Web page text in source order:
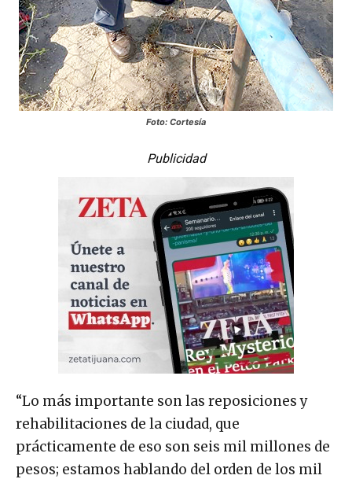
Foto: Cortesía
Publicidad
“Lo más importante son las reposiciones y
rehabilitaciones de la ciudad, que
prácticamente de eso son seis mil millones de
pesos; estamos hablando del orden de los mil